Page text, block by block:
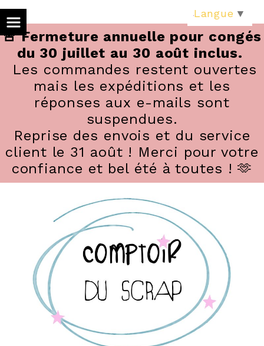
🚨 Fermeture annuelle pour congés
du 30 juillet au 30 août inclus.
Les commandes restent ouvertes
mais les expéditions et les
réponses aux e-mails sont
suspendues.
Reprise des envois et du service
client le 31 août ! Merci pour votre
confiance et bel été à toutes ! 🫶
Langue ▼